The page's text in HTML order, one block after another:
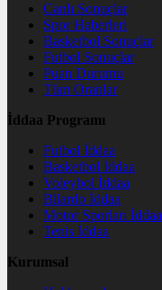
Canlı Sonuçlar
Spor Haberleri
Basketbol Sonuçlar
Futbol Sonuçlar
Puan Durumu
Tüm Oranlar
İddaa Programı
Futbol İddaa
Basketbol İddaa
Voleybol İddaa
Bilardo İddaa
Motor Sporları İddaa
Tenis İddaa
Kurumsal